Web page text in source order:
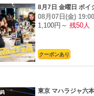
8月7日 金曜日 ボイ
08月07日(金)
1,100円～ 残50人
クーポンあり
東京 マハラジャ六